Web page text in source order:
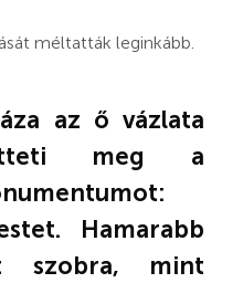
méltatták leginkább.
az ő vázlata
meg a
Hamarabb
szobra, mint